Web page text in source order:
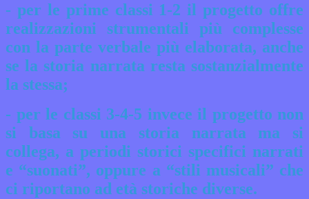
- per le prime classi 1-2 il progetto offre
realizzazioni strumentali più complesse
con la parte verbale più elaborata, anche
se la storia narrata resta sostanzialmente
la stessa;
- per le classi 3-4-5 invece il progetto non
si basa su una storia narrata ma si
collega, a periodi storici specifici narrati
e “suonati”, oppure a “stili musicali” che
ci riportano ad età storiche diverse.